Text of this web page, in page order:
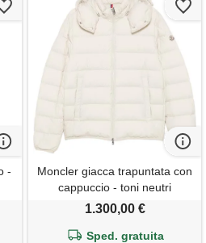
-
Moncler giacca trapuntata con
cappuccio - toni neutri
1.300,00 €
Sped. gratuita